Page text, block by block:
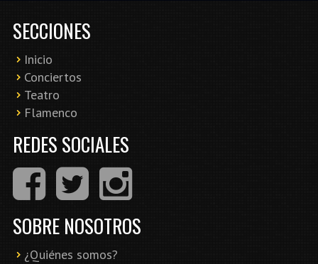
SECCIONES
Inicio
Conciertos
Teatro
Flamenco
REDES SOCIALES
SOBRE NOSOTROS
¿Quiénes somos?